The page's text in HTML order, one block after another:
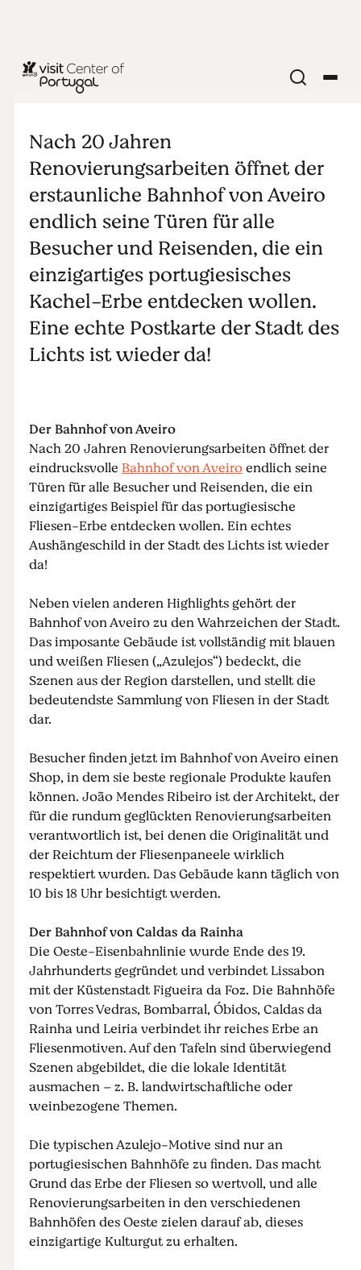
Fliesen &
Züge
Nach 20 Jahren
Renovierungsarbeiten öffnet der
erstaunliche Bahnhof von Aveiro
endlich seine Türen für alle
Besucher und Reisenden, die ein
einzigartiges portugiesisches
Kachel-Erbe entdecken wollen.
Eine echte Postkarte der Stadt des
Lichts ist wieder da!
Der Bahnhof von Aveiro
Nach 20 Jahren Renovierungsarbeiten öffnet der
eindrucksvolleBahnhof von Aveiroendlich seine
Türen für alle Besucher und Reisenden, die ein
einzigartiges Beispiel für das portugiesische
Fliesen-Erbe entdecken wollen. Ein echtes
Aushängeschild in der Stadt des Lichts ist wieder
da!
Neben vielen anderen Highlights gehört der
Bahnhof von Aveiro zu den Wahrzeichen der Stadt.
Das imposante Gebäude ist vollständig mit blauen
und weißen Fliesen („Azulejos“) bedeckt, die
Szenen aus der Region darstellen, und stellt die
bedeutendste Sammlung von Fliesen in der Stadt
dar.
Besucher finden jetzt im Bahnhof von Aveiro einen
Shop, in dem sie beste regionale Produkte kaufen
können. João Mendes Ribeiro ist der Architekt, der
für die rundum geglückten Renovierungsarbeiten
verantwortlich ist, bei denen die Originalität und
der Reichtum der Fliesenpaneele wirklich
respektiert wurden. Das Gebäude kann täglich von
10 bis 18 Uhr besichtigt werden.
Der Bahnhof von Caldas da Rainha
Die Oeste-Eisenbahnlinie wurde Ende des 19.
Jahrhunderts gegründet und verbindet Lissabon
mit der Küstenstadt Figueira da Foz. Die Bahnhöfe
von Torres Vedras, Bombarral, Óbidos, Caldas da
Rainha und Leiria verbindet ihr reiches Erbe an
Fliesenmotiven. Auf den Tafeln sind überwiegend
Szenen abgebildet, die die lokale Identität
ausmachen – z. B. landwirtschaftliche oder
weinbezogene Themen.
Die typischen Azulejo-Motive sind nur an
portugiesischen Bahnhöfe zu finden. Das macht
Grund das Erbe der Fliesen so wertvoll, und alle
Renovierungsarbeiten in den verschiedenen
Bahnhöfen des Oeste zielen darauf ab, dieses
einzigartige Kulturgut zu erhalten.